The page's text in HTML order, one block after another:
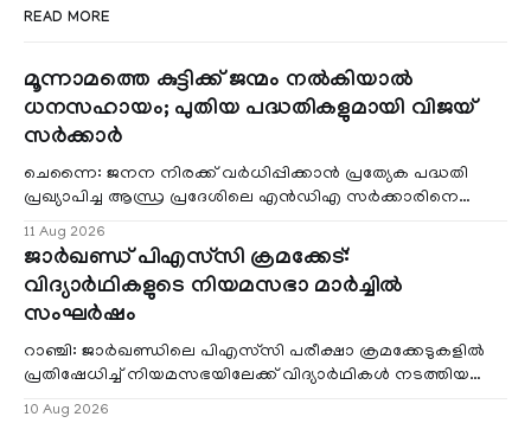
READ MORE
മൂന്നാമത്തെ കുട്ടിക്ക് ജന്മം നൽകിയാൽ
ധനസഹായം; പുതിയ പദ്ധതികളുമായി വിജയ്
സർക്കാർ
ചെന്നൈ: ജനന നിരക്ക് വർധിപ്പിക്കാൻ പ്രത്യേക പദ്ധതി
പ്രഖ്യാപിച്ച ആന്ധ്ര പ്രദേശിലെ എൻഡിഎ സർക്കാരിനെ
11 Aug 2026
ജാർഖണ്ഡ് പിഎസ്‌സി ക്രമക്കേട്:
വിദ്യാർഥികളുടെ നിയമസഭാ മാർച്ചിൽ
സംഘർഷം
റാഞ്ചി: ജാർഖണ്ഡിലെ പിഎസ്‌സി പരീക്ഷാ ക്രമക്കേടുകളിൽ
പ്രതിഷേധിച്ച് നിയമസഭയിലേക്ക് വിദ്യാർഥികൾ നടത്തിയ
10 Aug 2026